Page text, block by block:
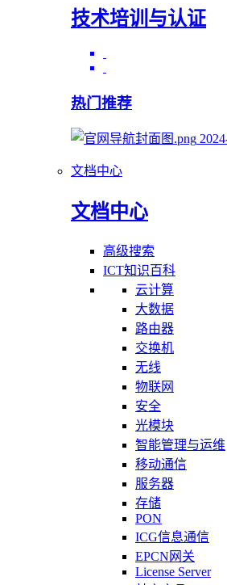
技术培训与认证
热门推荐
文档中心
文档中心
高级搜索
ICT知识百科
云计算
大数据
路由器
交换机
无线
物联网
安全
光模块
智能管理与运维
移动通信
服务器
存储
PON
ICG信息通信
EPCN网关
License Server